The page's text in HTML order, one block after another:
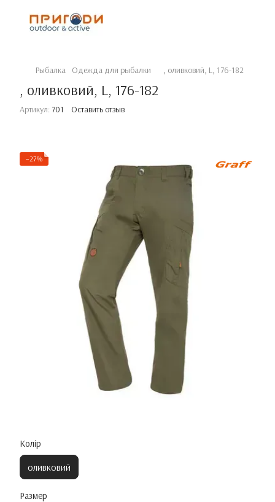
Рыбалка Одежда для рыбалки , оливковий, L, 176-182
, оливковий, L, 176-182
Артикул: 701 Оставить отзыв
−27%
Колір
оливковий
Размер